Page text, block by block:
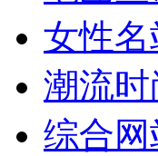
女性名
潮流时
综合网